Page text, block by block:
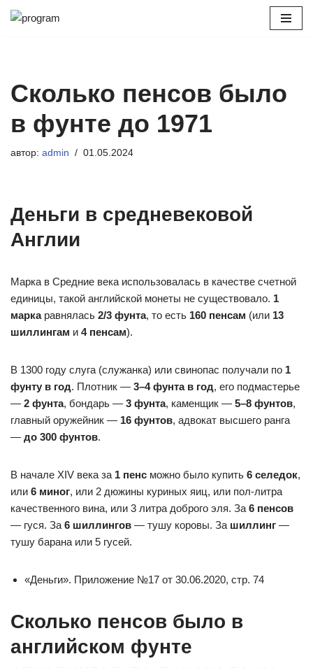
Сколько пенсов было
в фунте до 1971
автор: admin 01.05.2024
Деньги в средневековой
Англии
Марка в Средние века использовалась в качестве счетной
единицы, такой английской монеты не существовало. 1
маркаравнялась 2/3 фунта, то есть 160 пенсам (или 13
шиллингам и 4 пенсам).
В 1300 году слуга (служанка) или свинопас получали по 1
фунту в год. Плотник — 3–4 фунта в год, его подмастерье
— 2 фунта, бондарь — 3 фунта, каменщик — 5–8 фунтов,
главный оружейник — 16 фунтов, адвокат высшего ранга
— до 300 фунтов.
В начале XIV века за 1 пенс можно было купить 6 селедок,
или 6 миног, или 2 дюжины куриных яиц, или пол-литра
качественного вина, или 3 литра доброго эля. За 6 пенсов
— гуся. За 6 шиллингов — тушу коровы. За шиллинг —
тушу барана или 5 гусей.
«Деньги». Приложение №17 от 30.06.2020, стр. 74
Сколько пенсов было в
английском фунте